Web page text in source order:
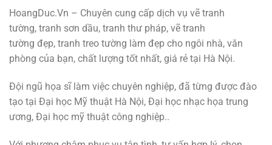
HoangDuc.Vn – Chuyên cung cấp dịch vụ vẽ tranh
tường, tranh sơn dầu, tranh thư pháp, vẽ tranh
tường đẹp, tranh treo tường làm đẹp cho ngôi nhà, văn
phòng của bạn, chất lượng tốt nhất, giá rẻ tại Hà Nội.
Đội ngũ họa sĩ làm việc chuyên nghiệp, đã từng được đào
tạo tại Đại học Mỹ thuật Hà Nội, Đại học nhạc họa trung
ương, Đại học mỹ thuật công nghiệp..